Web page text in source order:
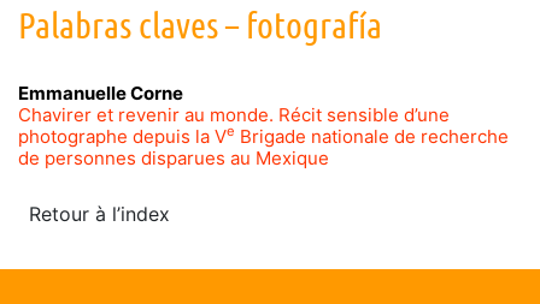
Palabras claves – fotografía
EmmanuelleCorne
Chavirer et revenir au monde. Récit sensible d’une
photographe depuis la Ve Brigade nationale de recherche
de personnes disparues au Mexique
Retour à l’index